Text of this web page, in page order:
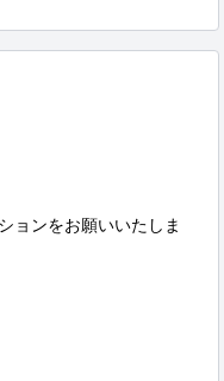
ョンをお願いいたしま